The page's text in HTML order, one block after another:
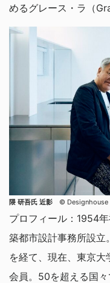
めるグレース・ラ（
隈 研吾氏 近影 ©︎ Designhouse
プロフィール：1954
築都市設計事務所設立
を経て、現在、東京
会員。50を超える国